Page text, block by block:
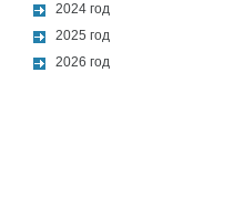
2024 год
2025 год
2026 год